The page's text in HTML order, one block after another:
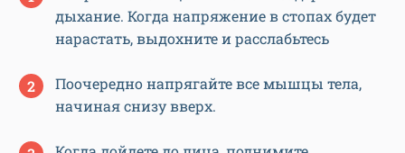
дыхание. Когда напряжение в стопах будет
нарастать, выдохните и расслабьтесь
Поочередно напрягайте все мышцы тела,
начиная снизу вверх.